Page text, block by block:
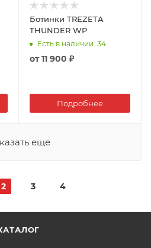
Ботинки TREZETA
THUNDER WP
Есть в наличии: 34
от11 900 ₽
Подробнее
еще
2 3 4